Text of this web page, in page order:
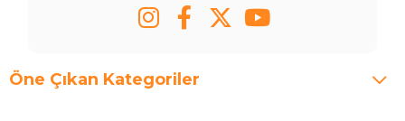
Öne Çıkan Kategoriler